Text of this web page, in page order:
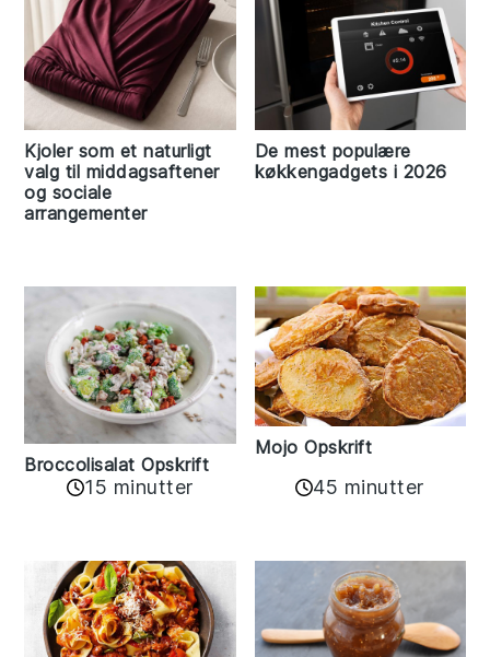
Kjoler som et naturligt
valg til middagsaftener
og sociale
arrangementer
De mest populære
køkkengadgets i 2026
Broccolisalat Opskrift
15 minutter
Mojo Opskrift
45 minutter